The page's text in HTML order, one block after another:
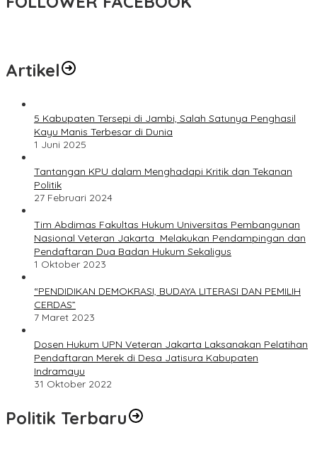
Artikel
5 Kabupaten Tersepi di Jambi, Salah Satunya Penghasil
Kayu Manis Terbesar di Dunia
1 Juni 2025
Tantangan KPU dalam Menghadapi Kritik dan Tekanan
Politik
27 Februari 2024
Tim Abdimas Fakultas Hukum Universitas Pembangunan
Nasional Veteran Jakarta Melakukan Pendampingan dan
Pendaftaran Dua Badan Hukum Sekaligus
1 Oktober 2023
“PENDIDIKAN DEMOKRASI, BUDAYA LITERASI DAN PEMILIH
CERDAS”
7 Maret 2023
Dosen Hukum UPN Veteran Jakarta Laksanakan Pelatihan
Pendaftaran Merek di Desa Jatisura Kabupaten
Indramayu
31 Oktober 2022
Politik Terbaru